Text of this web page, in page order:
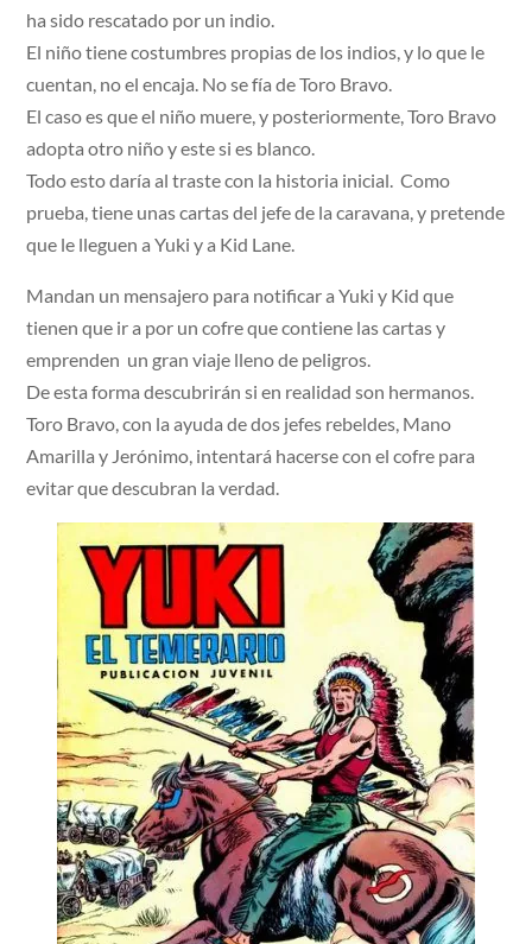
ha sido rescatado por un indio.
El niño tiene costumbres propias de los indios, y lo que le
cuentan, no el encaja. No se fía de Toro Bravo.
El caso es que el niño muere, y posteriormente, Toro Bravo
adopta otro niño y este si es blanco.
Todo esto daría al traste con la historia inicial. Como
prueba, tiene unas cartas del jefe de la caravana, y pretende
que le lleguen a Yuki y a Kid Lane.
Mandan un mensajero para notificar a Yuki y Kid que
tienen que ir a por un cofre que contiene las cartas y
emprenden un gran viaje lleno de peligros.
De esta forma descubrirán si en realidad son hermanos.
Toro Bravo, con la ayuda de dos jefes rebeldes, Mano
Amarilla y Jerónimo, intentará hacerse con el cofre para
evitar que descubran la verdad.